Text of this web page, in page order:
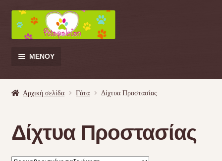
Απευθείας
μετάβαση
στην
πλοήγηση
Μετάβαση
σε
περιεχόμενο
ΜΕΝΟΎ
Σκύλος
Αρχική σελίδα Γάτα Δίχτυα Προστασίας
Δίχτυα Προστασίας